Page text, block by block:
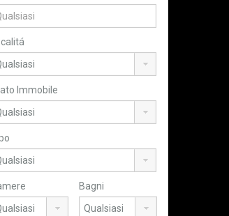
Immobile
Bagni